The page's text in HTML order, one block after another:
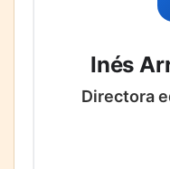
Inés
Directora